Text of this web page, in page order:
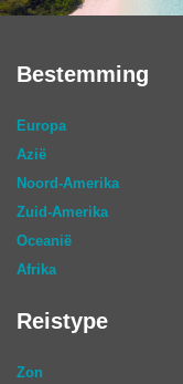
Bestemming
Europa
Azië
Noord-Amerika
Zuid-Amerika
Oceanië
Afrika
Reistype
Zon